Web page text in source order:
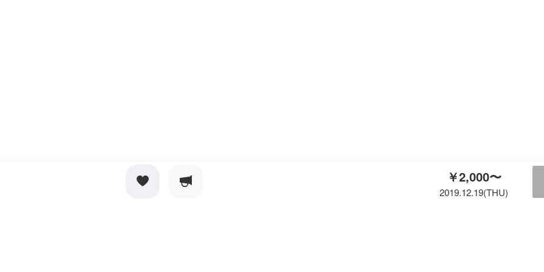
￥2,000〜
2019.12.19(THU)